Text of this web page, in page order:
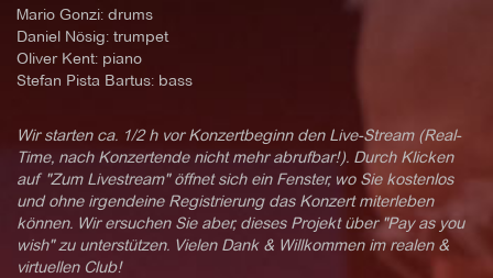
Mario Gonzi: drums
Daniel Nösig: trumpet
Oliver Kent: piano
Stefan Pista Bartus: bass
Wir starten ca. 1/2 h vor Konzertbeginn den Live-Stream (Real-
Time, nach Konzertende nicht mehr abrufbar!). Durch Klicken
auf "Zum Livestream" öffnet sich ein Fenster, wo Sie kostenlos
und ohne irgendeine Registrierung das Konzert miterleben
können. Wir ersuchen Sie aber, dieses Projekt über "Pay as you
wish" zu unterstützen. Vielen Dank & Willkommen im realen &
virtuellen Club!